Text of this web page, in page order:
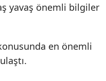
yavaş önemli bilgiler
en önemli